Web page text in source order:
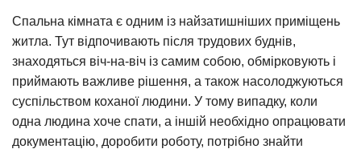
Спальна кімната є одним із найзатишніших приміщень
житла. Тут відпочивають після трудових буднів,
знаходяться віч-на-віч із самим собою, обмірковують і
приймають важливе рішення, а також насолоджуються
суспільством коханої людини. У тому випадку, коли
одна людина хоче спати, а іншій необхідно опрацювати
документацію, доробити роботу, потрібно знайти